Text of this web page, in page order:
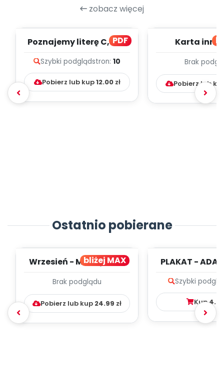
zobacz więcej
PDF
Poznajemy literę C, cz. 1
Szybki podglądstron: 10
Pobierz lub kup12.00zł
Karta
Brak
Pobierz lub
Ostatnio pobierane
bliżej MAX
Wrzesień - MIESIĘCZNY
WYCHOWAWCZO –
DYDAKTYC...
Brak podglądu
Pobierz lub kup 24.99 zł
PLAKAT -
Szybki
Kup